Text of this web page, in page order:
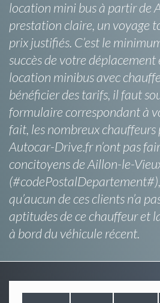
location mini bus à partir de
prestation claire, un voyage
prix justifiés. C’est le
succès de votre déplacement
location minibus avec
bénéficier des tarifs, il faut
formulaire correspondant à
fait, les nombreux chauffeurs
Autocar-Drive.fr n’ont pas
concitoyens de Aillon-le-
(#codePostalDepartement#),
qu’aucun de ces clients n’a
aptitudes de ce chauffeur et
à bord du véhicule récent.